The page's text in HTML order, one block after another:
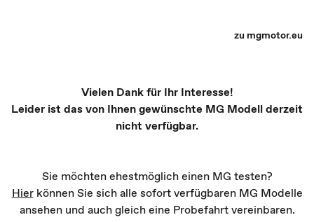
zu mgmotor.eu
Vielen Dank für Ihr Interesse!
Leider ist das von Ihnen gewünschte MG Modell derzeit
nicht verfügbar.
Sie möchten ehestmöglich einen MG testen?
Hier können Sie sich alle sofort verfügbaren MG Modelle
ansehen und auch gleich eine Probefahrt vereinbaren.